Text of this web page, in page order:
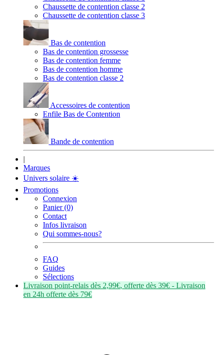
Chaussette de contention classe 2
Chaussette de contention classe 3
Bas de contention
Bas de contention grossesse
Bas de contention femme
Bas de contention homme
Bas de contention classe 2
Accessoires de contention
Enfile Bas de Contention
Bande de contention
|
Marques
Univers solaire ☀️
Promotions
Connexion
Panier (0)
Contact
Infos livraison
Qui sommes-nous?
FAQ
Guides
Sélections
Livraison point-relais dès 2,99€, offerte dès 39€ - Livraison
en 24h offerte dès 79€